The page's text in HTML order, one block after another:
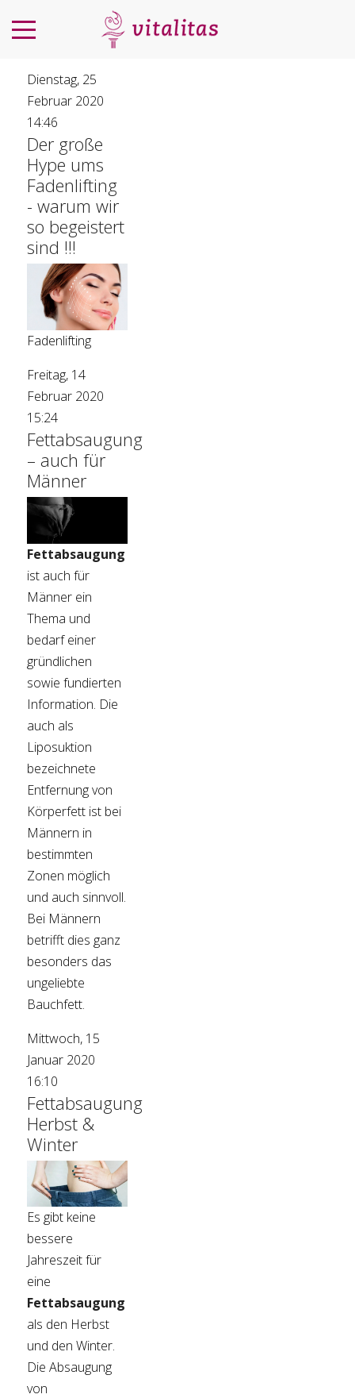
Dienstag, 25
Februar 2020
14:46
Der große
Hype ums
Fadenlifting
- warum wir
so begeistert
sind !!!
Fadenlifting
Freitag, 14
Februar 2020
15:24
Fettabsaugung
– auch für
Männer
Fettabsaugung
ist auch für
Männer ein
Thema und
bedarf einer
gründlichen
sowie fundierten
Information. Die
auch als
Liposuktion
bezeichnete
Entfernung von
Körperfett ist bei
Männern in
bestimmten
Zonen möglich
und auch sinnvoll.
Bei Männern
betrifft dies ganz
besonders das
ungeliebte
Bauchfett.
Mittwoch, 15
Januar 2020
16:10
Fettabsaugung
Herbst &
Winter
Es gibt keine
bessere
Jahreszeit für
eine
Fettabsaugung
als den Herbst
und den Winter.
Die Absaugung
von